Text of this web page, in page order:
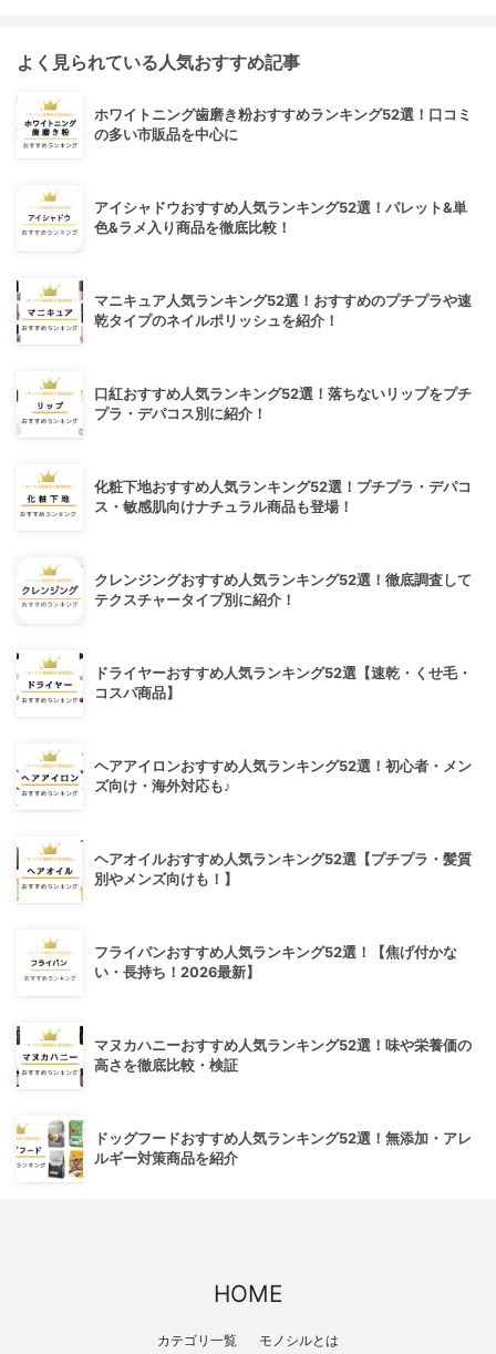
よく見られている人気おすすめ記事
ホワイトニング歯磨き粉おすすめランキング52選！口コミ
の多い市販品を中心に
アイシャドウおすすめ人気ランキング52選！パレット&単
色&ラメ入り商品を徹底比較！
マニキュア人気ランキング52選！おすすめのプチプラや速
乾タイプのネイルポリッシュを紹介！
口紅おすすめ人気ランキング52選！落ちないリップをプチ
プラ・デパコス別に紹介！
化粧下地おすすめ人気ランキング52選！プチプラ・デパコ
ス・敏感肌向けナチュラル商品も登場！
クレンジングおすすめ人気ランキング52選！徹底調査して
テクスチャータイプ別に紹介！
ドライヤーおすすめ人気ランキング52選【速乾・くせ毛・
コスパ商品】
ヘアアイロンおすすめ人気ランキング52選！初心者・メン
ズ向け・海外対応も♪
ヘアオイルおすすめ人気ランキング52選【プチプラ・髪質
別やメンズ向けも！】
フライパンおすすめ人気ランキング52選！【焦げ付かな
い・長持ち！2026最新】
マヌカハニーおすすめ人気ランキング52選！味や栄養価の
高さを徹底比較・検証
ドッグフードおすすめ人気ランキング52選！無添加・アレ
ルギー対策商品を紹介
HOME
カテゴリ一覧 モノシルとは